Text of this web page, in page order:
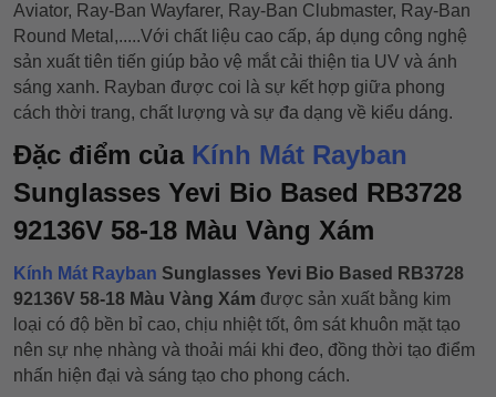
Aviator, Ray-Ban Wayfarer, Ray-Ban Clubmaster, Ray-Ban
Round Metal,.....Với chất liệu cao cấp, áp dụng công nghệ
sản xuất tiên tiến giúp bảo vệ mắt cải thiện tia UV và ánh
sáng xanh. Rayban được coi là sự kết hợp giữa phong
cách thời trang, chất lượng và sự đa dạng về kiểu dáng.
Đặc điểm của Kính Mát Rayban
Sunglasses Yevi Bio Based RB3728
92136V 58-18 Màu Vàng Xám
Kính Mát Rayban Sunglasses Yevi Bio Based RB3728
92136V 58-18 Màu Vàng Xám được sản xuất bằng kim
loại có độ bền bỉ cao, chịu nhiệt tốt, ôm sát khuôn mặt tạo
nên sự nhẹ nhàng và thoải mái khi đeo, đồng thời tạo điểm
nhấn hiện đại và sáng tạo cho phong cách.